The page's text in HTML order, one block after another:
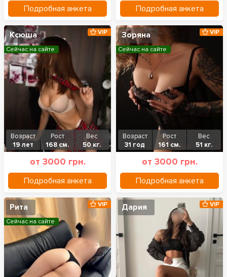
Подробная анкета Подробная анкета
Ксюша
Возраст
19 лет
Рост
168 см.
Вес
50 кг.
от 3000 грн.
Подробная анкета
VIP
Сейчас на сайте
Зоряна
Возраст
31 год
Рост
161 см.
Вес
51 кг.
от 3000 грн.
Подробная анкета
VIP
Сейчас на сайте
Рита VIP
Сейчас на сайте
Дария VIP